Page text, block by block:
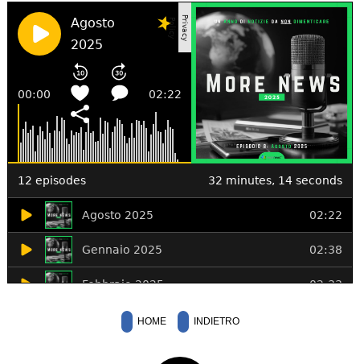
HOME INDIETRO